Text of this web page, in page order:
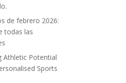
de febrero 2026:
todas las
Athletic Potential
Sports